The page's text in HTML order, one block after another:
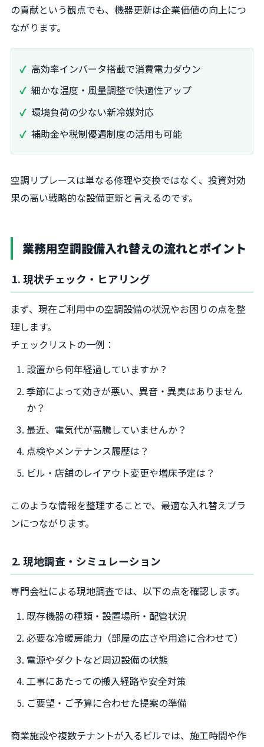
の貢献という観点でも、機器更新は企業価値の向上につ
ながります。
高効率インバータ搭載で消費電力ダウン
細かな温度・風量調整で快適性アップ
環境負荷の少ない新冷媒対応
補助金や税制優遇制度の活用も可能
空調リプレースは単なる修理や交換ではなく、投資対効
果の高い戦略的な設備更新と言えるのです。
業務用空調設備入れ替えの流れとポイント
1. 現状チェック・ヒアリング
まず、現在ご利用中の空調設備の状況やお困りの点を整
理します。
チェックリストの一例：
設置から何年経過していますか？
季節によって効きが悪い、異音・異臭はありません
か？
最近、電気代が高騰していませんか？
点検やメンテナンス履歴は？
ビル・店舗のレイアウト変更や増床予定は？
このような情報を整理することで、最適な入れ替えプラ
ンにつながります。
2. 現地調査・シミュレーション
専門会社による現地調査では、以下の点を確認します。
既存機器の種類・設置場所・配管状況
必要な冷暖房能力（部屋の広さや用途に合わせて）
電源やダクトなど周辺設備の状態
工事にあたっての搬入経路や安全対策
ご要望・ご予算に合わせた提案の準備
商業施設や複数テナントが入るビルでは、施工時間や作